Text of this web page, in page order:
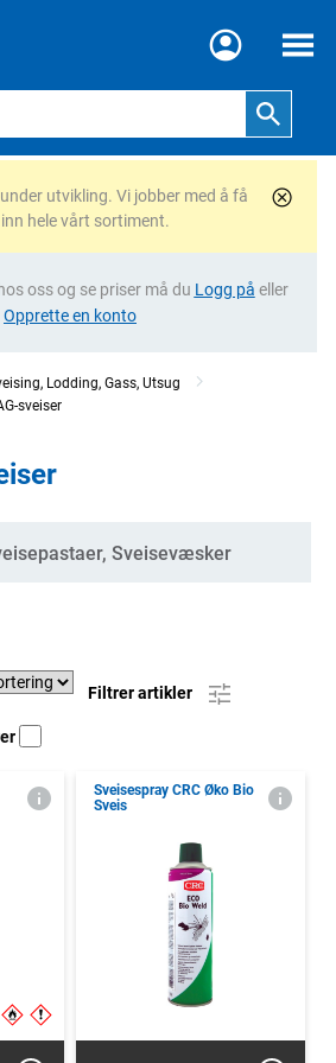
Meny
utvikling. Vi jobber med å få
inn hele vårt sortiment.
oss og se priser må du Logg på eller
Opprette en konto
Lodding, Gass, Utsug
sveiser
Sveisevæsker
Filtrer artikler
Sveisespray CRC Øko Bio
Sveis